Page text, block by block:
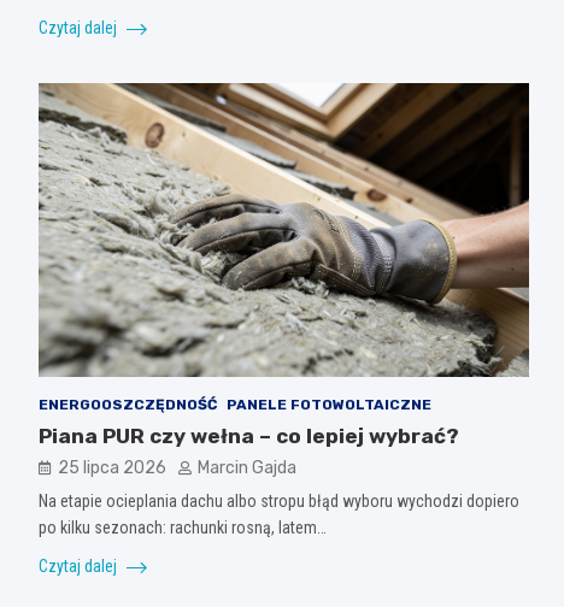
Czytaj dalej
ENERGOOSZCZĘDNOŚĆ PANELE FOTOWOLTAICZNE
Piana PUR czy wełna – co lepiej wybrać?
25 lipca 2026 Marcin Gajda
Na etapie ocieplania dachu albo stropu błąd wyboru wychodzi dopiero
po kilku sezonach: rachunki rosną, latem…
Czytaj dalej